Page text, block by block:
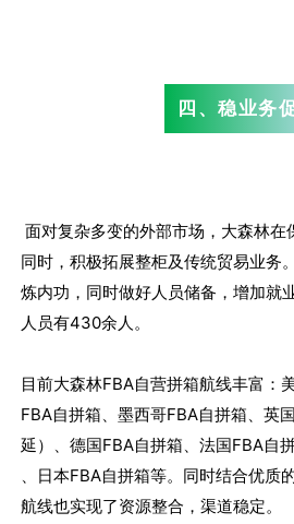
四、稳业务
面对复杂多变的外部市场，大森林在
同时，积极拓展整柜及传统贸易业务
炼内功，同时做好人员储备，增加就
人员有430余人。
目前大森林FBA自营拼箱航线丰富：
FBA自拼箱、墨西哥FBA自拼箱、英
延）、德国FBA自拼箱、法国FBA自
、日本FBA自拼箱等。同时结合优质
航线也实现了资源整合，渠道稳定。